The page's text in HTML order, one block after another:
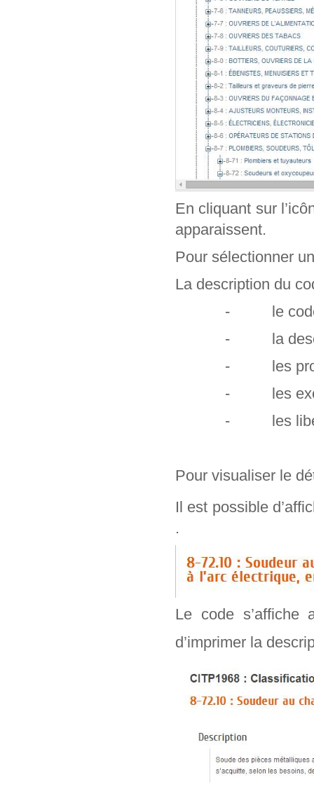
En cliquant sur
apparaissent.
Pour sélectionner
La description du
- le code
- la
- les
- les
- les
Pour visualiser le
Il est possible
.
Le code s’affiche
d’imprimer la